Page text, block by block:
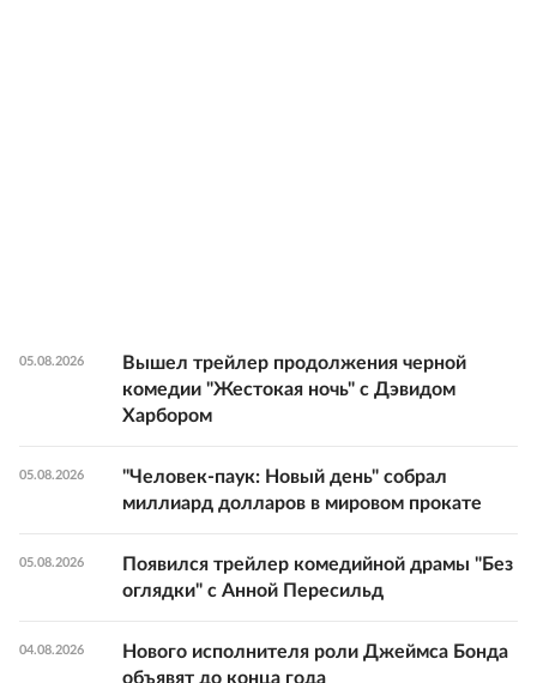
05.08.2026
Вышел трейлер продолжения черной
комедии "Жестокая ночь" с Дэвидом
Харбором
05.08.2026
"Человек-паук: Новый день" собрал
миллиард долларов в мировом прокате
05.08.2026
Появился трейлер комедийной драмы "Без
оглядки" с Анной Пересильд
04.08.2026
Нового исполнителя роли Джеймса Бонда
объявят до конца года